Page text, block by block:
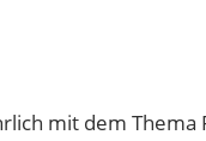
mit dem Thema